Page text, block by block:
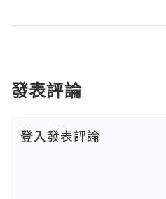
發表評論
登入發表評論